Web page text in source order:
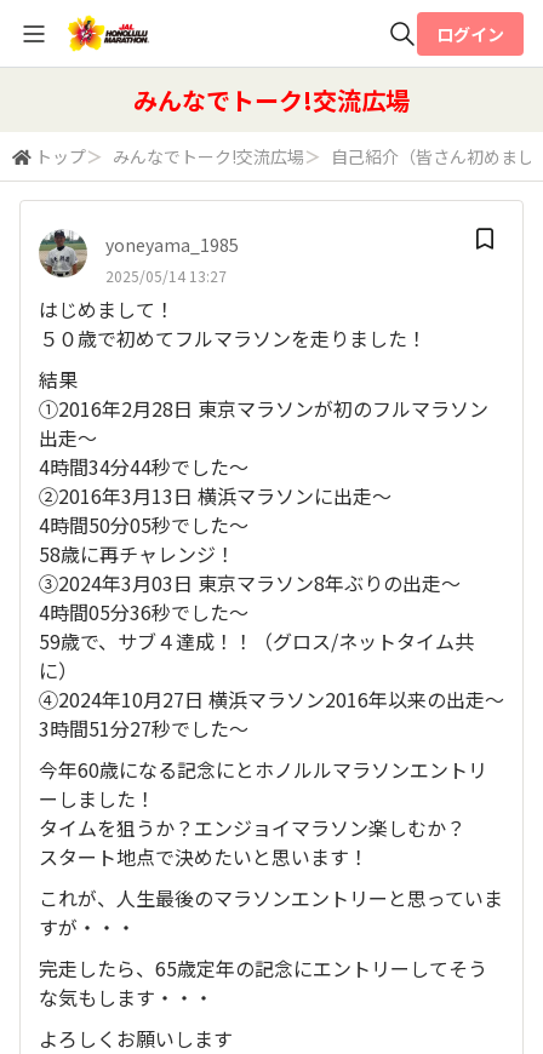
検索
ログイン
みんなでトーク!交流広場
トップ＞ みんなでトーク!交流広場＞ 自己紹介（皆さん初めまし
yoneyama_1985
2025/05/14 13:27
はじめまして！
５０歳で初めてフルマラソンを走りました！
結果
①2016年2月28日 東京マラソンが初のフルマラソン
出走～
4時間34分44秒でした～
②2016年3月13日 横浜マラソンに出走～
4時間50分05秒でした～
58歳に再チャレンジ！
③2024年3月03日 東京マラソン8年ぶりの出走～
4時間05分36秒でした～
59歳で、サブ４達成！！（グロス/ネットタイム共
に）
④2024年10月27日 横浜マラソン2016年以来の出走～
3時間51分27秒でした～
今年60歳になる記念にとホノルルマラソンエントリ
ーしました！
タイムを狙うか？エンジョイマラソン楽しむか？
スタート地点で決めたいと思います！
これが、人生最後のマラソンエントリーと思っていま
すが・・・
完走したら、65歳定年の記念にエントリーしてそう
な気もします・・・
よろしくお願いします